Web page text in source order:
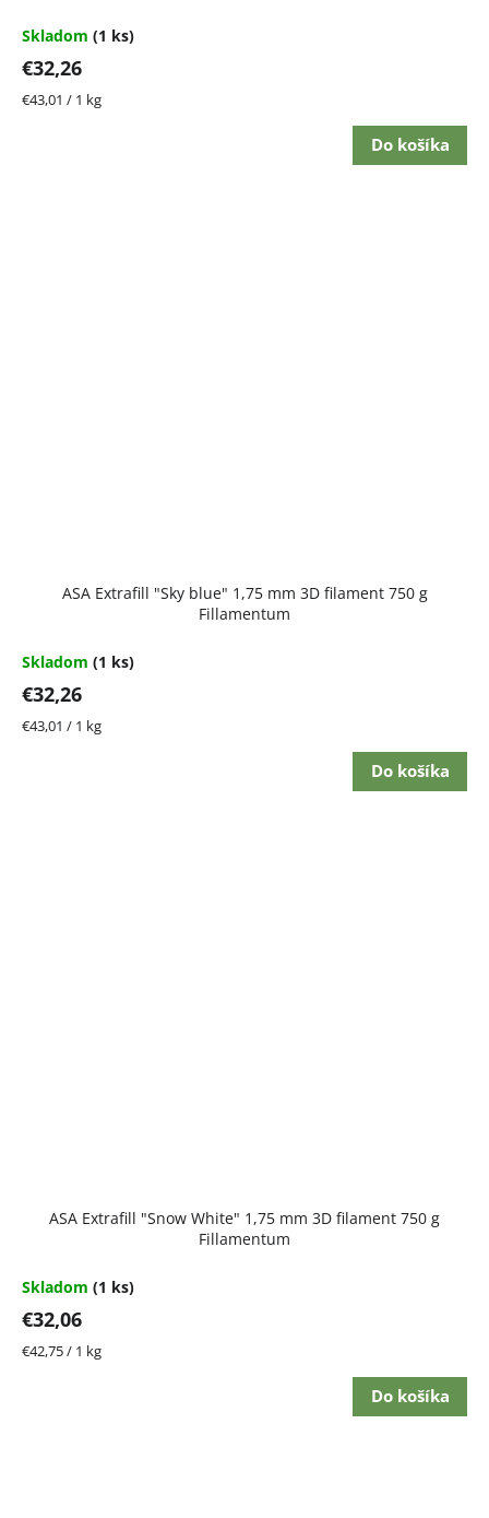
Skladom (1 ks)
€32,26
Jednotková
€43,01 / 1 kg
Do košíka
ASA Extrafill "Sky blue" 1,75 mm 3D filament 750 g
Fillamentum
Skladom (1 ks)
€32,26
Jednotková
€43,01 / 1 kg
Do košíka
ASA Extrafill "Snow White" 1,75 mm 3D filament 750 g
Fillamentum
Skladom (1 ks)
€32,06
Jednotková
€42,75 / 1 kg
Do košíka